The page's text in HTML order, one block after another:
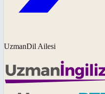
UzmanDil Ailesi